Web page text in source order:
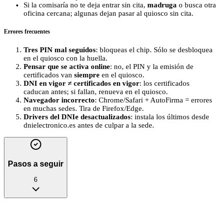
Si la comisaría no te deja entrar sin cita, madruga o busca otra
oficina cercana; algunas dejan pasar al quiosco sin cita.
Errores frecuentes
Tres PIN mal seguidos: bloqueas el chip. Sólo se desbloquea
en el quiosco con la huella.
Pensar que se activa online: no, el PIN y la emisión de
certificados van siempre en el quiosco.
DNI en vigor ≠ certificados en vigor: los certificados
caducan antes; si fallan, renueva en el quiosco.
Navegador incorrecto: Chrome/Safari + AutoFirma = errores
en muchas sedes. Tira de Firefox/Edge.
Drivers del DNIe desactualizados: instala los últimos desde
dnielectronico.es antes de culpar a la sede.
Pasos a seguir
6